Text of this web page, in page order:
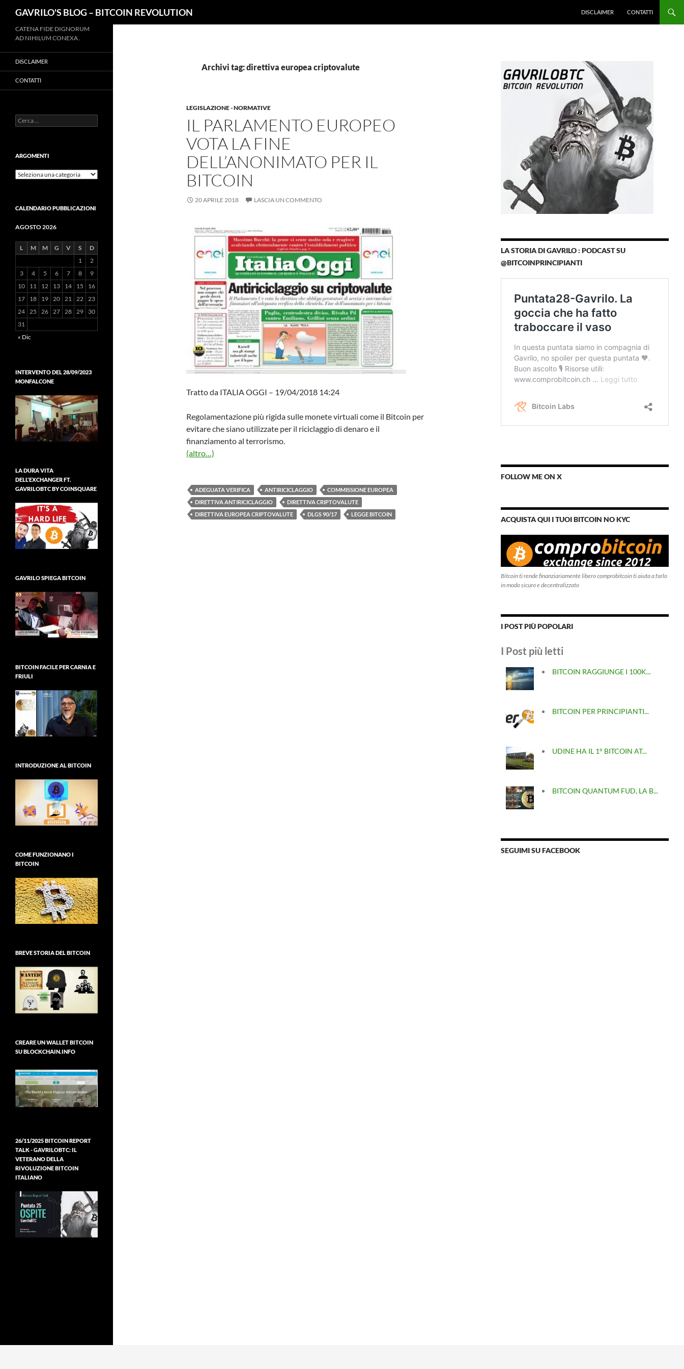
contenuto
GAVRILO'S BLOG – BITCOIN REVOLUTION DISCLAIMER CONTATTI
Archivi tag: direttiva europea criptovalute
LEGISLAZIONE - NORMATIVE
IL PARLAMENTO EUROPEO
VOTA LA FINE
DELL’ANONIMATO PER IL
BITCOIN
20 APRILE 2018 LASCIA UN COMMENTO
Tratto da ITALIA OGGI – 19/04/2018 14:24
Regolamentazione più rigida sulle monete virtuali come il Bitcoin per
evitare che siano utilizzate per il riciclaggio di denaro e il
finanziamento al terrorismo.
(altro…)
ADEGUATA VERIFICA ANTIRICICLAGGIO
COMMISSIONE EUROPEA
DIRETTIVA ANTIRICICLAGGIO
DIRETTIVA CRIPTOVALUTE
DIRETTIVA EUROPEA CRIPTOVALUTE
DLGS 90/17 LEGGE BITCOIN
LA STORIA DI GAVRILO : PODCAST SU
@BITCOINPRINCIPIANTI
FOLLOW ME ON X
ACQUISTA QUI I TUOI BITCOIN NO KYC
Bitcoin ti rende finanziariamente libero comprobitcoin ti aiuta a farlo
in modo sicuro e decentralizzato
I POST PIÙ POPOLARI
I Post più letti
BITCOIN RAGGIUNGE I 100K...
BITCOIN PER PRINCIPIANTI...
UDINE HA IL 1° BITCOIN AT...
BITCOIN QUANTUM FUD, LA B...
SEGUIMI SU FACEBOOK
CATENA FIDE DIGNORUM
AD NIHILUM CONEXA .
DISCLAIMER
CONTATTI
Ricerca
per:
ARGOMENTI
ARGOMENTI
CALENDARIO PUBBLICAZIONI
AGOSTO 2026
L M M G V S
D
1
2
3
4 5 6 7 8
9
10
11 12 13 14 15
16
17
18 19 20 21 22 23
24 25 26 27 28 29
30
31
« Dic
INTERVENTO DEL 28/09/2023
MONFALCONE
LA DURA VITA
DELL'EXCHANGER FT.
GAVRILOBTC BY COINSQUARE
GAVRILO SPIEGA BITCOIN
BITCOIN FACILE PER CARNIA E
FRIULI
INTRODUZIONE AL BITCOIN
COME FUNZIONANO I
BITCOIN
BREVE STORIA DEL BITCOIN
CREARE UN WALLET BITCOIN
SU BLOCKCHAIN.INFO
26/11/2025 BITCOIN REPORT
TALK - GAVRILOBTC: IL
VETERANO DELLA
RIVOLUZIONE BITCOIN
ITALIANO